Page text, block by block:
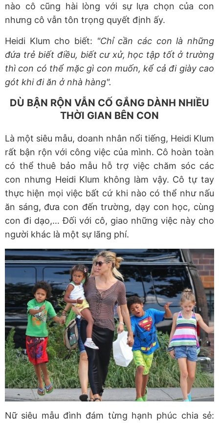
nào cô cũng hài lòng với sự lựa chọn của con
nhưng cô vẫn tôn trọng quyết định ấy.
Heidi Klum cho biết: "Chỉ cần các con là những
đứa trẻ biết điều, biết cư xử, học tập tốt ở trường
thì con có thể mặc gì con muốn, kể cả đi giày cao
gót khi đi ăn ở nhà hàng".
DÙ BẬN RỘN VẪN CỐ GẮNG DÀNH NHIỀU
THỜI GIAN BÊN CON
Là một siêu mẫu, doanh nhân nổi tiếng, Heidi Klum
rất bận rộn với công việc của mình. Cô hoàn toàn
có thể thuê bảo mẫu hỗ trợ việc chăm sóc các
con nhưng Heidi Klum không làm vậy. Cô tự tay
thực hiện mọi việc bất cứ khi nào có thể như nấu
ăn sáng, đưa con đến trường, dạy con học, cùng
con đi dạo,… Đối với cô, giao những việc này cho
người khác là một sự lãng phí.
Nữ siêu mẫu đình đám từng hạnh phúc chia sẻ: